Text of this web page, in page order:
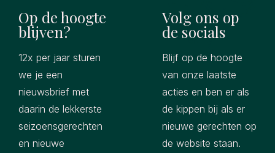
Op de hoogte
blijven?
12x per jaar sturen
we je een
nieuwsbrief met
daarin de lekkerste
seizoensgerechten
en nieuwe
Volg ons op
de socials
Blijf op de hoogte
van onze laatste
acties en ben er als
de kippen bij als er
nieuwe gerechten op
de website staan.